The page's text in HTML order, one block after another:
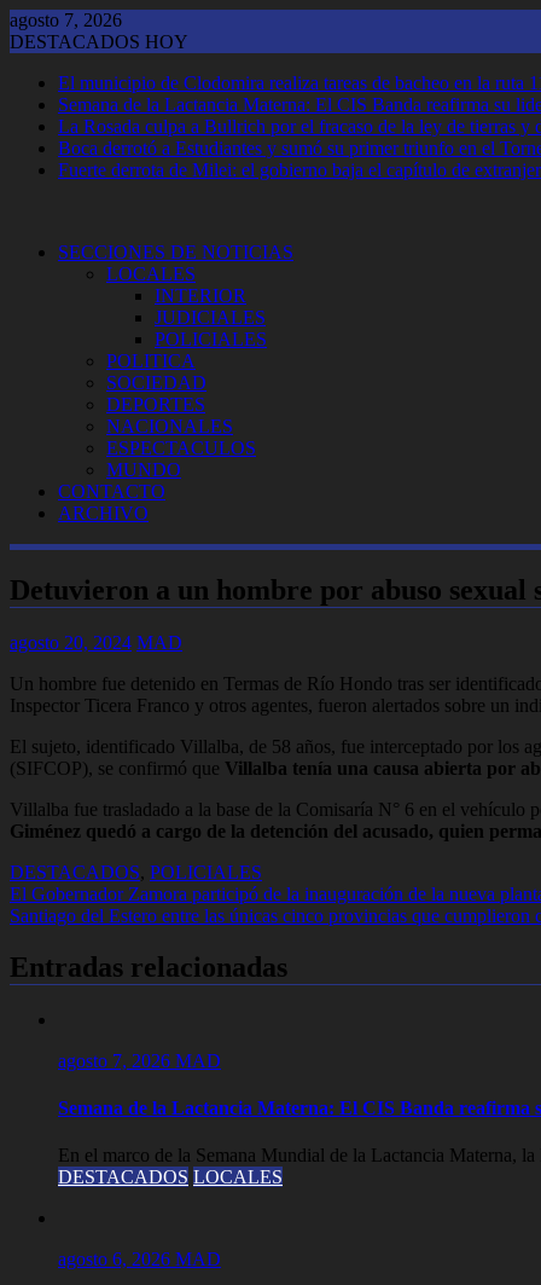
Saltar
al
agosto 7, 2026
DESTACADOS HOY
El municipio de Clodomira realiza tareas de bacheo en la ruta
Semana de la Lactancia Materna: El CIS Banda reafirma su
La Rosada culpa a Bullrich por el fracaso de la ley de tierras
Boca derrotó a Estudiantes y sumó su primer triunfo en el
Fuerte derrota de Milei: el gobierno baja el capítulo de
SECCIONES DE NOTICIAS
LOCALES
INTERIOR
JUDICIALES
POLICIALES
POLITICA
SOCIEDAD
DEPORTES
NACIONALES
ESPECTACULOS
MUNDO
CONTACTO
ARCHIVO
Detuvieron a un hombre por abuso sexual
agosto 20, 2024 MAD
Un hombre fue detenido en Termas de Río Hondo tras ser
Inspector Ticera Franco y otros agentes, fueron alertados sobre un
El sujeto, identificado Villalba, de 58 años, fue interceptado por los
(SIFCOP), se confirmó que Villalba tenía una causa abierta por
Villalba fue trasladado a la base de la Comisaría N° 6 en el
Giménez quedó a cargo de la detención del acusado, quien
DESTACADOS, POLICIALES
Navegación
de
entradas
El Gobernador Zamora participó de la inauguración de la nueva
Santiago del Estero entre las únicas cinco provincias que cumplieron
Entradas relacionadas
agosto 7, 2026 MAD
Semana de la Lactancia Materna: El CIS Banda reafirma
En el marco de la Semana Mundial de la Lactancia Materna,
DESTACADOS LOCALES
agosto 6, 2026 MAD